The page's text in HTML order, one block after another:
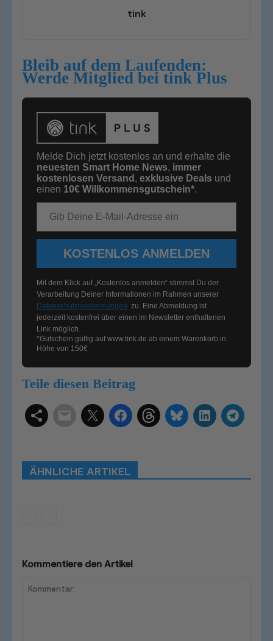
tink
Bleib auf dem Laufenden:
Werde Mitglied bei tink Plus
Melde Dich jetzt kostenlos an und erhalte die
neuesten Smart Home News, immer
kostenlosen Versand , exklusive Deals und
einen 10€ Willkommensgutschein*.
KOSTENLOS ANMELDEN
Mit dem Klick auf „Kostenlos anmelden“ stimmst Du der
Verarbeitung Deiner Informationen im Rahmen unserer
Datenschutzbestimmungen zu. Eine Abmeldung ist
jederzeit kostenfrei über einen im Newsletter enthaltenen
Link möglich.
*Gutschein gültig aufwww.tink.de ab einem Warenkorb in
Höhe von 150€
Teile diesen Beitrag
ÄHNLICHE ARTIKEL
Kommentiere den Artikel